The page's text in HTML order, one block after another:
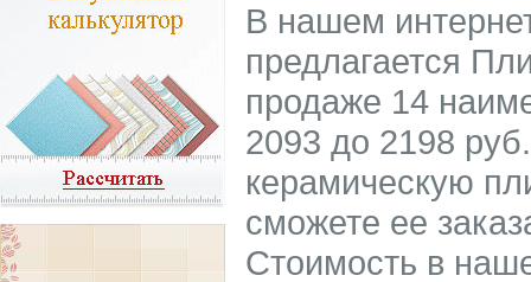
В нашем
предлагается
продаже 14
2093 до 2198
керамическую
сможете ее
Стоимость в